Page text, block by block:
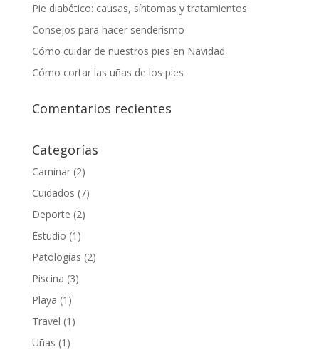
Pie diabético: causas, síntomas y tratamientos
Consejos para hacer senderismo
Cómo cuidar de nuestros pies en Navidad
Cómo cortar las uñas de los pies
Comentarios recientes
Categorías
Caminar(2)
Cuidados (7)
Deporte (2)
Estudio (1)
Patologías (2)
Piscina (3)
Playa (1)
Travel (1)
Uñas (1)